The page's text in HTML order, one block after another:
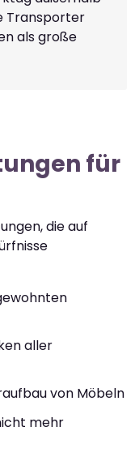
Transporter
als große
für
die auf
aller
von Möbeln
mehr